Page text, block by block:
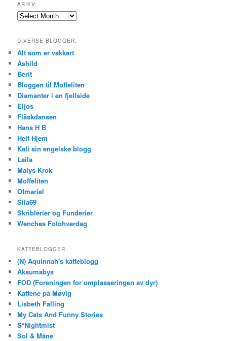
ARIKV:
Arikv:
DIVERSE BLOGGER:
Alt som er vakkert
Åshild
Berit
Bloggen til Moffeliten
Diamanter i en fjellside
Eljos
Fläskdansen
Hans H B
Helt Hjem
Kali sin engelske blogg
Laila
Malys Krok
Moffeliten
Ofmariel
Sila69
Skriblerier og Funderier
Wenches Fotohverdag
KATTEBLOGGER:
(N) Aquinnah's katteblogg
Aksumabys
FOD (Foreningen for omplasseringen av dyr)
Kattene på Møvig
Lisbeth Falling
My Cats And Funny Stories
S*Nightmist
Sol & Måne